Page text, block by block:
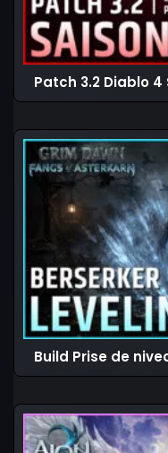
Patch 3.2 Diablo 4
Build Prise de